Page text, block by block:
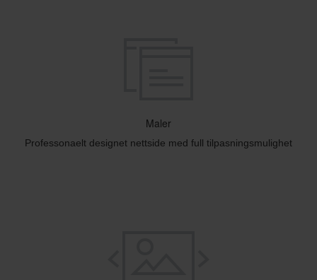
Maler
Professonaelt designet nettside med full tilpasningsmulighet